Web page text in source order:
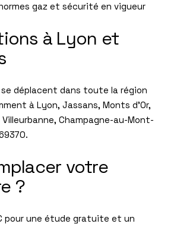
gaz et sécurité en vigueur
à Lyon et
déplacent dans toute la région
à Lyon, Jassans, Monts d’Or,
Champagne-au-Mont-
votre
?
pour une étude gratuite et un